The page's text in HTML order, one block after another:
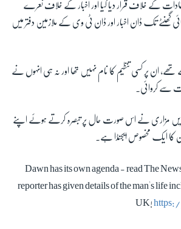
مفادات کے خلاف قرار دیا گیا اور اخبار کے خلاف نعرے
گھنٹے تک ڈان اخبار اور ڈان ٹی وی کے ملازمین دفتر میں
تھے، ان پر کسی تنظیم کا نام نہیں تھا اور نہ ہی انہوں نے
سے کروائی۔
مزاری نے اس صورت حال پر تبصرہ کرتے ہوئے اپنے
کا ایک مخصوص ایجنڈا ہے۔
Dawn has its own agenda - read The
reporter has given details of the man's life
UK!